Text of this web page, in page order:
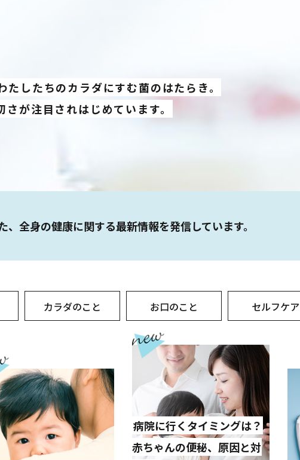
たしたちのカラダにすむ菌のはたらき。
さが注目されはじめています。
、全身の健康に関する最新情報を発信しています。
カラダのこと お口のこと セルフケア
病院に行くタイミングは？
赤ちゃんの便秘、原因と対